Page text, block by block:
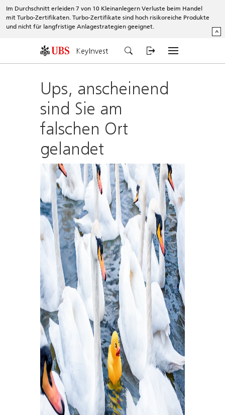
Im Durchschnitt erleiden 7 von 10 Kleinanlegern Verluste beim Handel
mit Turbo-Zertifikaten. Turbo-Zertifikate sind hoch risikoreiche Produkte
und nicht für langfristige Anlagestrategien geeignet.
^
KeyInvest
Ups, anscheinend
sind Sie am
falschen Ort
gelandet